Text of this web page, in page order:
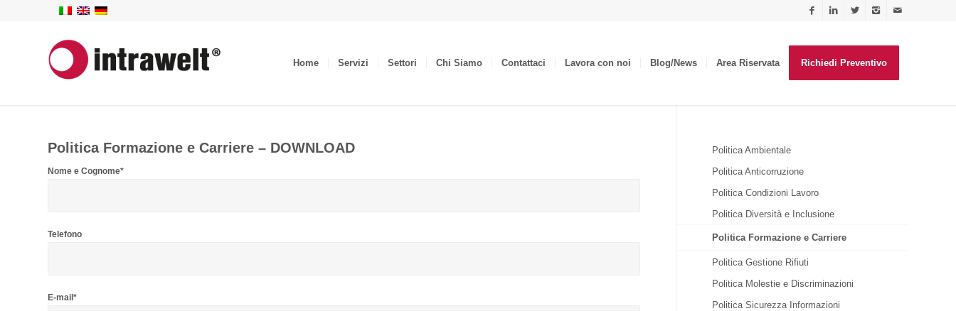
Home Servizi Settori Chi Siamo Contattaci Lavora con noi Blog/News Area Riservata Richiedi Preventivo
Politica Formazione e Carriere – DOWNLOAD
Nome e Cognome*
Telefono
E-mail*
Politica Ambientale
Politica Anticorruzione
Politica Condizioni Lavoro
Politica Diversità e Inclusione
Politica Formazione e Carriere
Politica Gestione Rifiuti
Politica Molestie e Discriminazioni
Politica Sicurezza Informazioni